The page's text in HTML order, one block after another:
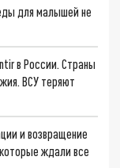
для малышей не
в России. Страны
ВСУ теряют
и возвращение
ждали все